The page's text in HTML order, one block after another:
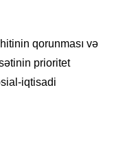
qorunması və
prioritet
iqtisadi